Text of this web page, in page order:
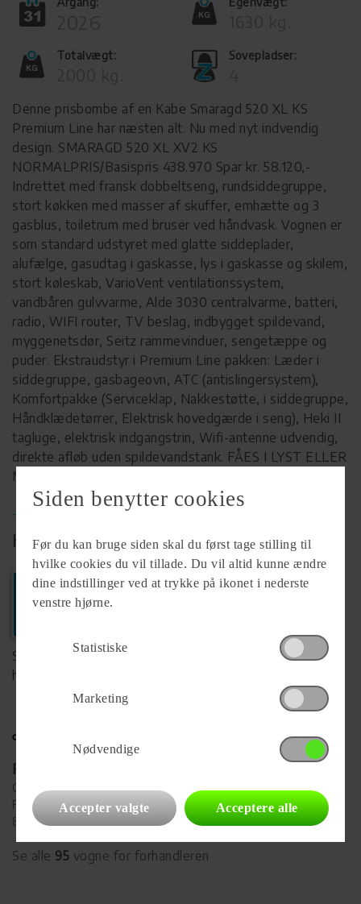
Totalvægt: Sovepladser:
Denne prisbombe af en Kabe Smaragd 520 XL KS
Premium Line har næsten alt. Nu med nyt indvendig
design. SMARAGD 520 XL XV2 KS
NORMALPRIS/Basispris 438.970 Spar kr. 58.120,-
Indrettet med fransk dobbeltseng, rundsiddegruppe,
stort køkken med masser af skuffer, emhætte og 3
gasblus, toiletrum med bruser ved håndvask. Vognen er
som standard udstyret med glatte siddeplader,
alufælge, gasudtag i gaskasse, lys i gaskasse og skilem,
stort køleskab, VarioVent ventilationssystem,
vandbåren gulvvarme, Alde 3030 centralvarme, batteri,
radio, WIFI router, TV beslag, indbygget spildevand,
myggenetsdør, Seitz rammevinduer, sengetæppe og
puder. Ekstraudstyr i Premium Line pakken: Læder i
siddegruppe, gasbageovn, ATC (antislingersystem),
Komfortpakke (Serviceklap, Nakkestøtte, i siddegruppe,
Håndklædetørrer, Elektrisk hovedgærde i seng), Heki II
tagluge, elektrisk indgangstrin, Wifi-antenne udvendig,
direkte afløb uden spildevandstank. FÅES I LYST ELLER
MØRK LÆDER
TRYGHED - FØR - UNDER - EFTER
KØB HOS FORHANDLER
Ring
+45 97125366
Se komplet info på forhandlerens
hjemmeside
Forhandler
Camping-Specialisten.dk Silkeborg
Funder Dalgårdsvej 1
8600 Silkeborg
Se alle 95 vogne for forhandleren
Siden benytter cookies
Før du kan bruge siden skal du først tage stilling til
hvilke cookies du vil tillade. Du vil altid kunne ændre
dine indstillinger ved at trykke på ikonet i nederste
venstre hjørne.
Statistiske
Marketing
Nødvendige
Accepter valgte Acceptere alle